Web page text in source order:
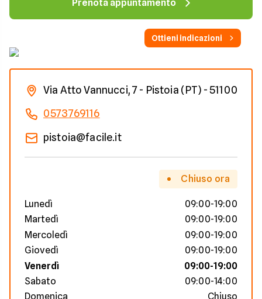
Prenota appuntamento
Ottieni indicazioni
Via Atto Vannucci, 7 - Pistoia (PT) - 51100
0573769116
pistoia@facile.it
Chiuso ora
Lunedì
09:00-19:00
Martedì
09:00-19:00
Mercoledì
09:00-19:00
Giovedì
09:00-19:00
Venerdì
09:00-19:00
Sabato
09:00-14:00
Domenica
Chiuso